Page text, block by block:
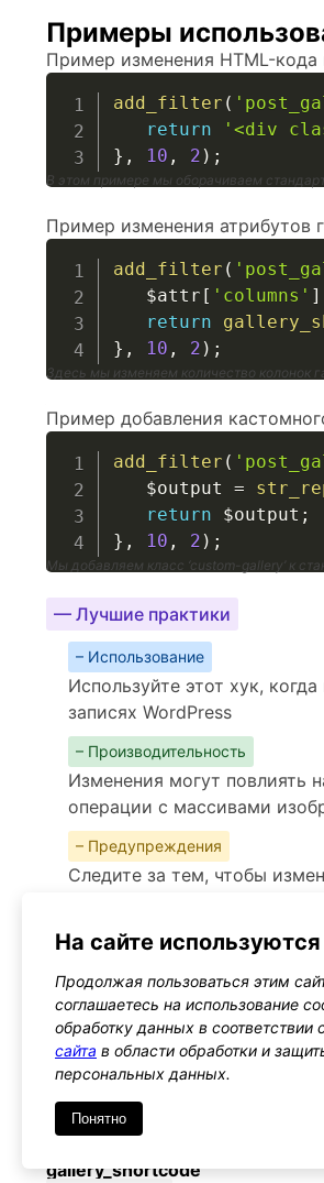
Примеры
Пример изменения HTML-кода
add_filter (
return
'<div
} , 10 , 2 ) ;
В этом примере мы оборачиваем
Пример изменения атрибутов
add_filter (
$attr [ 'columns' ]
return
} , 10 , 2 ) ;
Здесь мы изменяем количество колонок
Пример добавления
add_filter (
$output
=
return
$output ;
} , 10 , 2 ) ;
Мы добавляем класс ‘custom-gallery’ к
— Лучшие практики
– Использование
Используйте этот хук,
записях WordPress
– Производительность
Изменения могут повлиять
операции с массивами
– Предупреждения
Следите за тем, чтобы
Альтернативы
wp_get_attachment_link
Тип: function
Функция для получения
Используйте, если
целой галереи
gallery_shortcode
На сайте
Продолжая пользоваться этим
соглашаетесь на использование
обработку данных в соответствии
сайта в области обработки и
персональных данных.
Понятно